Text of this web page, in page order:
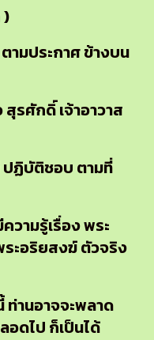
)
ามประกาศ ข้างบน
สุรศักดิ์ เจ้าอาวาส
ฏิบัติชอบ ตามที่
วามรู้เรื่อง พระ
ะอริยสงฆ์ ตัวจริง
ท่านอาจจะพลาด
อดไป ก็เป็นได้